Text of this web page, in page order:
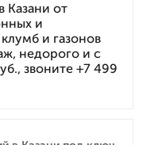
Казани от
и
и газонов
недорого и с
звоните +7 499